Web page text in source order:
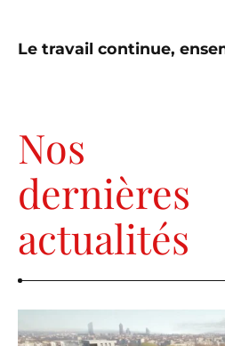
Le travail continue,
Nos
dernières
actualités